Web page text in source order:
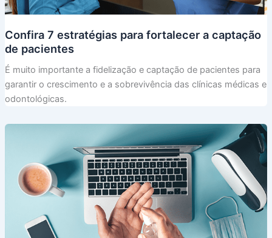
Confira 7 estratégias para fortalecer a captação
de pacientes
É muito importante a fidelização e captação de pacientes para
garantir o crescimento e a sobrevivência das clínicas médicas e
odontológicas.